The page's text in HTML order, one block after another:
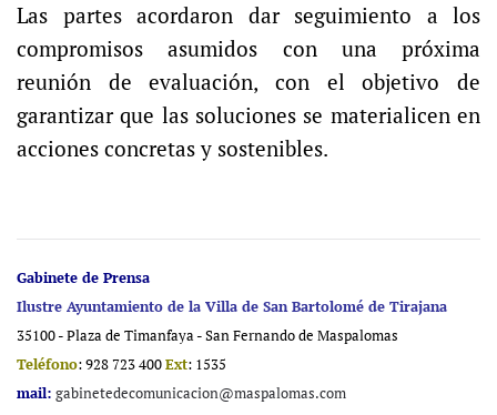
Las partes acordaron dar seguimiento a los
compromisos asumidos con una próxima
reunión de evaluación, con el objetivo de
garantizar que las soluciones se materialicen en
acciones concretas y sostenibles.
Gabinete de Prensa
Ilustre Ayuntamiento de la Villa de San Bartolomé de Tirajana
35100 - Plaza de Timanfaya - San Fernando de Maspalomas
Teléfono: 928 723 400Ext: 1535
mail: gabinetedecomunicacion@maspalomas.com